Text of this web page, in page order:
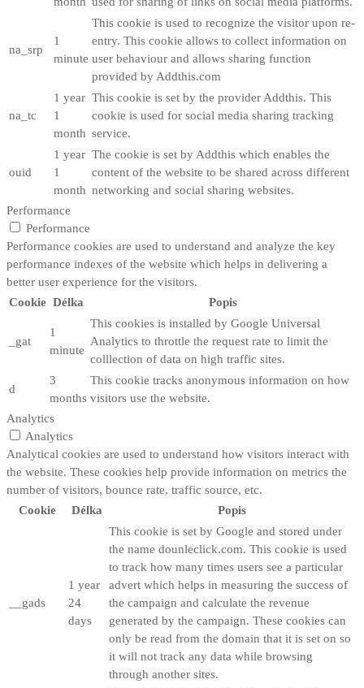
na_srp
1
minute
This cookie is used to recognize the visitor upon re-
entry. This cookie allows to collect information on
user behaviour and allows sharing function
provided by Addthis.com
na_tc
1 year
1
month
This cookie is set by the provider Addthis. This
cookie is used for social media sharing tracking
service.
ouid
1 year
1
month
The cookie is set by Addthis which enables the
content of the website to be shared across different
networking and social sharing websites.
Performance
Performance
Performance cookies are used to understand and analyze the key
performance indexes of the website which helps in delivering a
better user experience for the visitors.
Cookie Délka Popis
_gat
1
minute
This cookies is installed by Google Universal
Analytics to throttle the request rate to limit the
colllection of data on high traffic sites.
d
3
months
This cookie tracks anonymous information on how
visitors use the website.
Analytics
Analytics
Analytical cookies are used to understand how visitors interact with
the website. These cookies help provide information on metrics the
number of visitors, bounce rate, traffic source, etc.
Cookie
Délka Popis
__gads
1 year
24
days
This cookie is set by Google and stored under
the name dounleclick.com. This cookie is used
to track how many times users see a particular
advert which helps in measuring the success of
the campaign and calculate the revenue
generated by the campaign. These cookies can
only be read from the domain that it is set on so
it will not track any data while browsing
through another sites.